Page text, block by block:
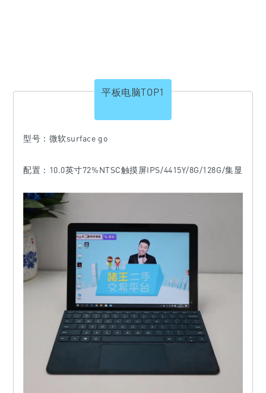
平板电脑TOP1
型号：微软surface go
配置：10.0英寸72%NTSC触摸屏IPS/4415Y/8G/128G/集显